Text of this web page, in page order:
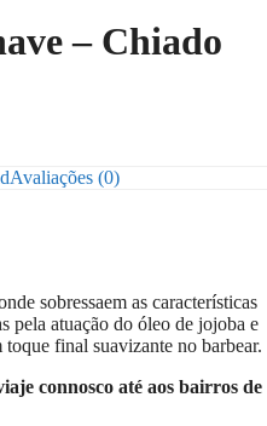
– Chiado
Avaliações (0)
sobressaem as características
pela atuação do óleo de jojoba e
final suavizante no barbear.
connosco até aos bairros de